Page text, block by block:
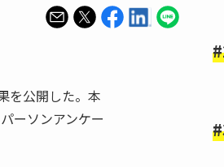
を公開した。本
ーソンアンケー